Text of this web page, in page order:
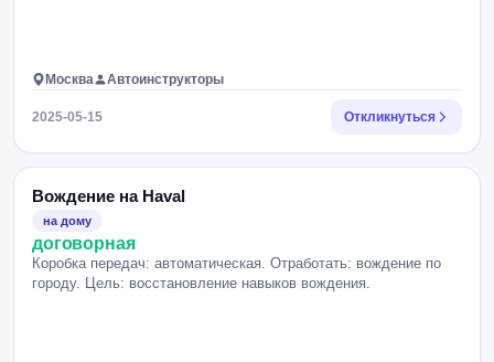
Москва Автоинструкторы
2025-05-15 Откликнуться
Вождение на Haval
на дому
договорная
Коробка передач: автоматическая. Отработать: вождение по
городу. Цель: восстановление навыков вождения.